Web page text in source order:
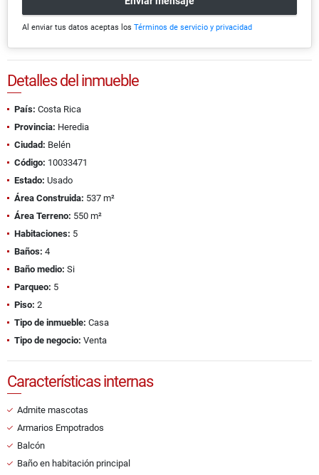
Al enviar tus datos aceptas los Términos de servicio y privacidad
Detalles del inmueble
País: Costa Rica
Provincia: Heredia
Ciudad: Belén
Código: 10033471
Estado: Usado
Área Construida: 537 m²
Área Terreno: 550 m²
Habitaciones: 5
Baños: 4
Baño medio: Si
Parqueo: 5
Piso: 2
Tipo de inmueble: Casa
Tipo de negocio: Venta
Características internas
Admite mascotas
Armarios Empotrados
Balcón
Baño en habitación principal